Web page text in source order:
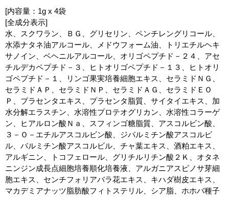
か？と考えました。
植物性、動物性、バイオ技術などのテクノロジー系と、さ
まざまな成分を吟味して、 試行錯誤を繰り返し、新しいエ
イジングケアクリーム*を開発しました。
※年齢に応じたケア
エイジングケア*に特化した成分を、絶妙にブレンドして、
きらきらと輝くお肌を手に入れる為に。
夏もベトつかず、冬には乾燥を防ぐことができる、使いや
すいテクスチャーで、
１年を通してお使いいただけるクリ
ームを目指して。
[内容量：1g x 4袋
[全成分表示]
水、スクワラン、ＢＧ、グリセリン、ペンチレングリコール、
水添ナタネ油アルコール、メドウフォーム油、トリエチルヘキ
サノイン、ベヘニルアルコール、オリゴペプチド－２４、アセ
チルデカペプチド－３、ヒトオリゴペプチド－１３、ヒトオリ
ゴペプチド－１、リンゴ果実培養細胞エキス、セラミドＮＧ、
セラミドＡＰ、セラミドＮＰ、セラミドＡＧ、セラミドＥＯ
Ｐ、プラセンタエキス、プラセンタ脂質、サイタイエキス、加
水分解エラスチン、水溶性プロテオグリカン、水溶性コラーゲ
ン、ヒアルロン酸Ｎａ、スフィンゴ糖脂質、アスコルビン酸、
３－Ｏ－エチルアスコルビン酸、ジパルミチン酸アスコルビ
ル、パルミチン酸アスコルビル、チャ葉エキス、酒粕エキス、
アルギニン、トコフェロール、グリチルリチン酸２Ｋ、オタネ
ニンジン成長点細胞培養順化培養液、アルガニアスピノサ芽細
胞エキス、センチフォリアバラ花エキス、キハダ樹皮エキス、
マカデミアナッツ脂肪酸フィトステリル、シア脂、ホホバ種子